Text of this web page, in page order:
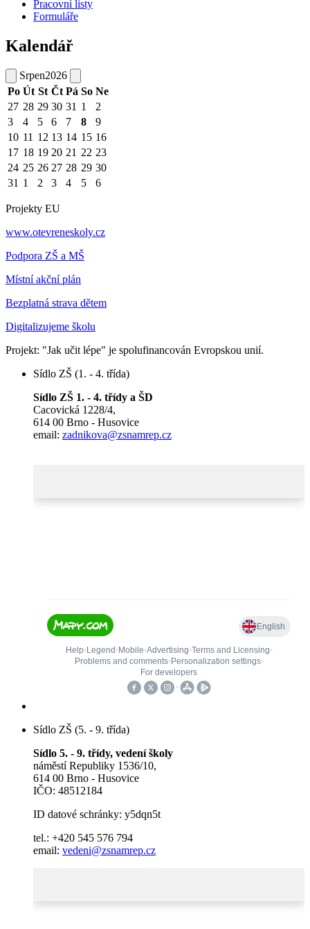
Pracovní listy
Formuláře
Kalendář
Srpen2026
Po Út St Čt Pá So Ne
27 28 29 30 31 1
2
3
4 5 6 7 8
9
10 11 12 13 14 15 16
17 18 19 20 21 22 23
24 25 26 27 28 29 30
31 1 2 3 4 5 6
Projekty EU
www.otevreneskoly.cz
Podpora ZŠ a MŠ
Místní akční plán
Bezplatná strava dětem
Digitalizujeme školu
Projekt: "Jak učit lépe" je spolufinancován Evropskou unií.
Sídlo ZŠ (1. - 4. třída)
Sídlo ZŠ 1. - 4. třídy a ŠD
Cacovická 1228/4,
614 00 Brno - Husovice
email: zadnikova@zsnamrep.cz
Sídlo ZŠ (5. - 9. třída)
Sídlo 5. - 9. třídy, vedení školy
náměstí Republiky 1536/10,
614 00 Brno - Husovice
IČO: 48512184
ID datové schránky: y5dqn5t
tel.: +420 545 576 794
email: vedeni@zsnamrep.cz